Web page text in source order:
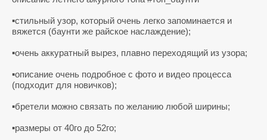
▪️стильный узор, который очень легко запоминается и
вяжется (баунти же райское наслаждение);
▪️очень аккуратный вырез, плавно переходящий из узора;
▪️описание очень подробное с фото и видео процесса
(подходит для новичков);
▪️бретели можно связать по желанию любой ширины;
▪️размеры от 40го до 52го;